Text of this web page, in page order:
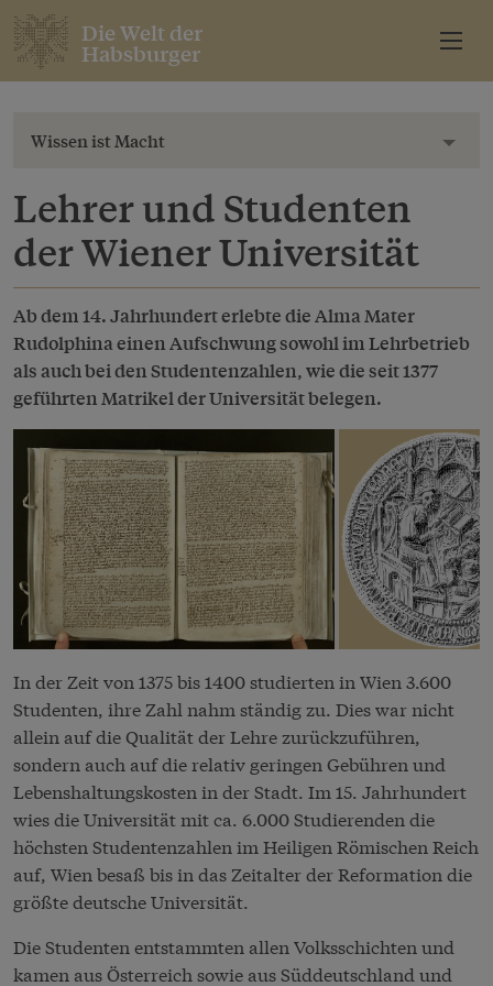
Die Welt der
Habsburger
Wissen ist Macht
Lehrer und Studenten
der Wiener Universität
Ab dem 14. Jahrhundert erlebte die Alma Mater
Rudolphina einen Aufschwung sowohl im Lehrbetrieb
als auch bei den Studentenzahlen, wie die seit 1377
geführten Matrikel der Universität belegen.
In der Zeit von 1375 bis 1400 studierten in Wien 3.600
Studenten, ihre Zahl nahm ständig zu. Dies war nicht
allein auf die Qualität der Lehre zurückzuführen,
sondern auch auf die relativ geringen Gebühren und
Lebenshaltungskosten in der Stadt. Im 15. Jahrhundert
wies die Universität mit ca. 6.000 Studierenden die
höchsten Studentenzahlen im Heiligen Römischen Reich
auf, Wien besaß bis in das Zeitalter der Reformation die
größte deutsche Universität.
Die Studenten entstammten allen Volksschichten und
kamen aus Österreich sowie aus Süddeutschland und